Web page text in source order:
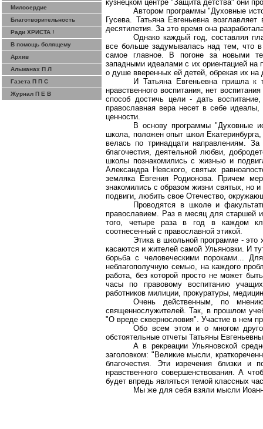
Милосердие
Благотворительность
Ради ХРИСТА !
В помощь болящему
Архив
Альманах П Л
Газета П П С
Журнал П Е В
кузнецком центре "Защита детства" они
Автором программы "Духовные
Гусева. Татьяна Евгеньевна
десятилетия. За это время она
Однако каждый год, составляя
все больше задумывалась над тем, что
самое главное. В погоне за новыми
западными идеалами с их ориентацией на
о душе вверенных ей детей, обрекая их
И Татьяна Евгеньевна пришла
нравственного воспитания, нет
способ достичь цели - дать
православная вера несет в себе
ценности.
В основу программы "Духовные
школа, положен опыт школ
велась по тринадцати направлениям.
благочестия, деятельной любви,
школы познакомились с жизнью и
Александра Невского, святых
земляка Евгения Родионова. Причем
знакомились с образом жизни святых, но
подвиги, любить свое Отечество,
Проводятся в школе и
православием. Раз в месяц для старшей
того, четыре раза в год в каждом
соотнесенный с православной этикой.
Этика в школьной программе -
касаются и жителей самой Ульяновки. И
борьба с человеческими пороками...
неблагополучную семью, на каждого
работа, без которой просто не может
часы по правовому воспитанию
работников милиции, прокуратуры,
Очень действенным, по
священнослужителей. Так, в прошлом
"О вреде сквернословия". Участие в нем
Обо всем этом и о многом
обстоятельные отчеты Татьяны
А в рекреации Ульяновской
заголовком: "Великие мысли,
благочестия. Эти изречения близки и
нравственного совершенствования. А
будет впредь являться темой классных
Мы же для себя взяли мысли